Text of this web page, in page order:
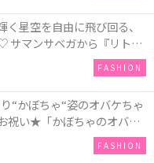
星空を自由に飛び回る、
サマンサベガから『リトル
アニバーサリーイヤー』を
FASHION
“かぼちゃ“姿のオバケちゃ
祝い★「かぼちゃのオバケ
発売！Q-pot CAFE.では
プレート」も登場
FASHION